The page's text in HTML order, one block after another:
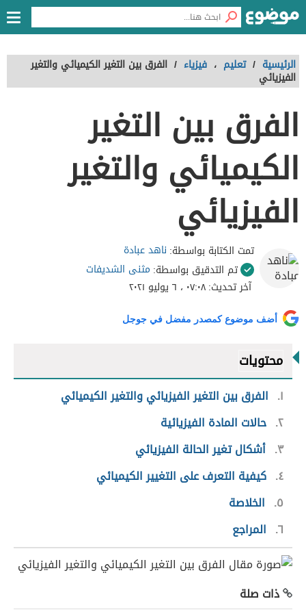
الرئيسية / تعليم ، فيزياء / الفرق بين التغير الكيميائي والتغير
الفيزيائي
الفرق بين التغير
الكيميائي والتغير
الفيزيائي
تمت الكتابة بواسطة: ناهد عبادة
تم التدقيق بواسطة: مثنى الشديفات
آخر تحديث:٠٧:٠٨ ، ٦ يوليو ٢٠٢١
أضف موضوع كمصدر مفضل في جوجل
محتويات
١
الفرق بين التغير الفيزيائي والتغير الكيميائي
٢ حالات المادة الفيزيائية
٣ أشكال تغير الحالة الفيزيائي
٤ كيفية التعرف على التغيير الكيميائي
٥
الخلاصة
٦ المراجع
ذات صلة